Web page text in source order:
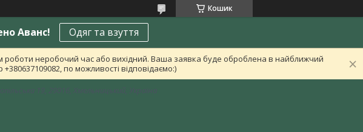
Кошик
Аванс! Одяг та взуття
роботи неробочий час або вихідний. Ваша заявка буде оброблена в найближчий
по можливості відповідаємо:)